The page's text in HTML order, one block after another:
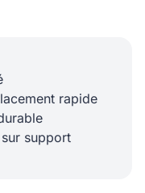
rapide
support